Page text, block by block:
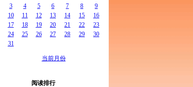
3
4 5 6 7 8
9
10
11 12 13 14 15
16
17
18 19 20 21 22
23
24
25 26 27 28 29
30
31
当前月份
阅读排行